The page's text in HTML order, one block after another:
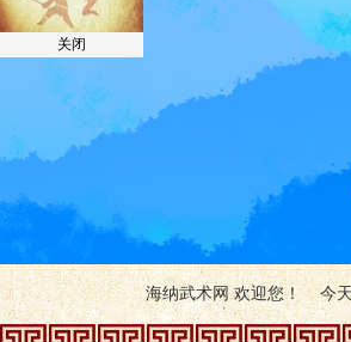
海纳武术网 欢迎您！ 今天
关闭